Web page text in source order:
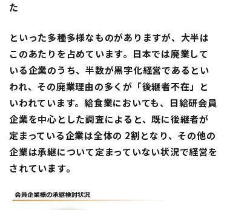
た
といった多種多様なものがありますが、大半は
このあたりを占めています。日本では廃業して
いる企業のうち、半数が黒字化経営であるとい
われ、その廃業理由の多くが 「後継者不在」
と
いわれています。給食業においても、日給研会員
企業を中心とした調査によると、既に後継者が
定まっている企業は全体の 2割となり、その他の
企業は承継について定まっていない状況で経営を
されています。